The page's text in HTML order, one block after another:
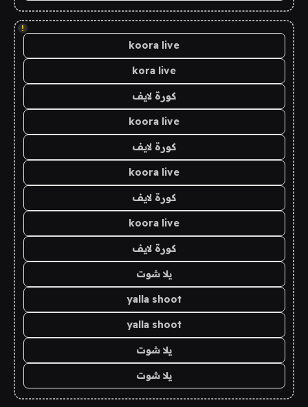
!
koora live
kora live
كورة لايف
koora live
كورة لايف
koora live
كورة لايف
koora live
كورة لايف
يلا شوت
yalla shoot
yalla shoot
يلا شوت
يلا شوت